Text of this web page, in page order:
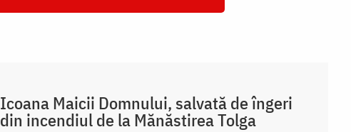
Icoana Maicii Domnului, salvată de îngeri
din incendiul de la Mănăstirea Tolga